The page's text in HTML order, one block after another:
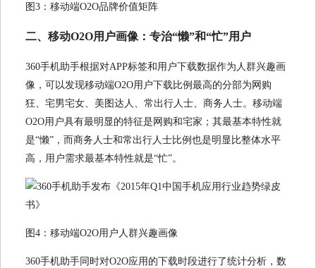
图3：移动端O2O品牌价值矩阵
二、移动O2O用户画像：专治“懒”和“忙”用户
360手机助手根据对APP标签和用户下载数据作为人群兴趣画
像，可以发现移动端O2O用户下载比例最高的分部为网购
狂、宅男宅女、美图达人、常出行人士、商务人士。移动端
O2O用户具有最明显的特征是网购和宅家；其最基本特性就
是“懒”，而商务人士和常出行人士比例也是明显比整体水平
高，用户需求最基本特性就是“忙”。
图4：移动端O2O用户人群兴趣画像
360手机助手同时对O2O应用的下载时段进行了统计分析，数